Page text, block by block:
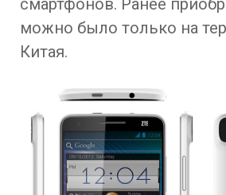
смартфонов. Ранее
можно было только на
Китая.